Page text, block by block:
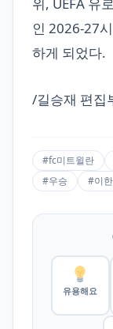
인 2026-27
하게 되었다.
/길승재 편집
#fc미트윌란
#우승
#이
유용해요